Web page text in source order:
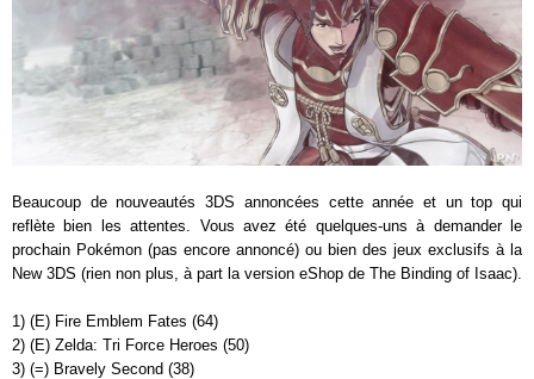
Beaucoup de nouveautés 3DS annoncées cette année et un top qui
reflète bien les attentes. Vous avez été quelques-uns à demander le
prochain Pokémon (pas encore annoncé) ou bien des jeux exclusifs à la
New 3DS (rien non plus, à part la version eShop de The Binding of Isaac).
1) (E) Fire Emblem Fates (64)
2) (E) Zelda: Tri Force Heroes (50)
3) (=) Bravely Second (38)